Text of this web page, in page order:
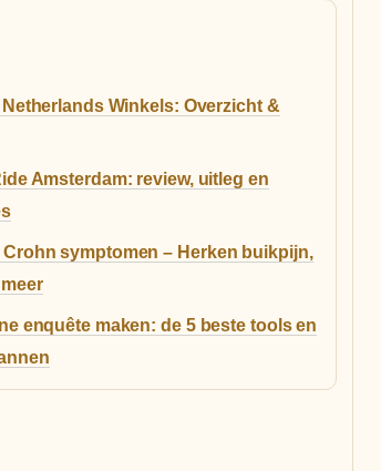
Netherlands Winkels: Overzicht &
Amsterdam: review, uitleg en
Crohn symptomen – Herken buikpijn,
enquête maken: de 5 beste tools en